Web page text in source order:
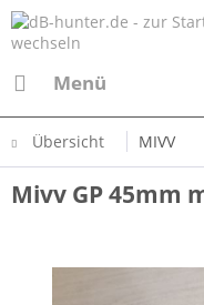
Menü
Übersicht MIVV
Mivv GP 45mm